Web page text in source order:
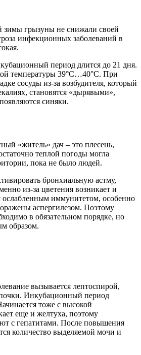
зимы грызуны не снижали своей
инфекционных заболеваний в
период длится до 21 дня.
температуры 39°С…40°С. При
сосуды из-за возбудителя, который
становятся «дырявыми»,
синяки.
«житель» дач – это плесень,
теплой погоды могла
пока не было людей.
бронхиальную астму,
из-за цветения возникает и
ослабленным иммунитетом, особенно
аспергилезом. Поэтому
в обязательном порядке, но
образом.
вызывается лептоспирой,
Инкубационный период
тоже с высокой
еще и желтуха, поэтому
с гепатитами. После повышения
количество выделяемой мочи и